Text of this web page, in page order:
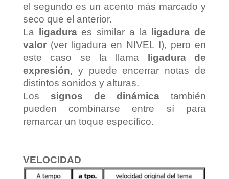
el segundo es un acento más marcado y
seco que el anterior.
La ligaduraes similar a la ligadura de
valor (ver ligadura en NIVEL I), pero en
este caso se la llama ligadura de
expresión, y puede encerrar notas de
distintos sonidos y alturas.
Los signos de dinámica también
pueden combinarse entre sí para
remarcar un toque específico.
VELOCIDAD